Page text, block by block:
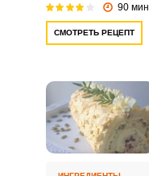
90 мин
СМОТРЕТЬ РЕЦЕПТ